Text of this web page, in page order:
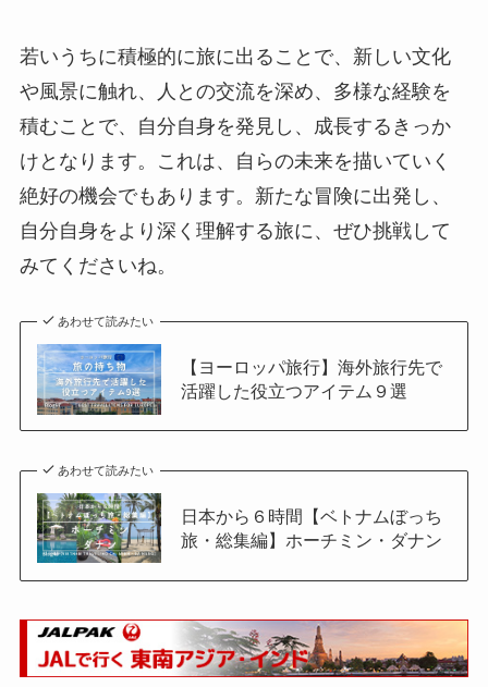
若いうちに積極的に旅に出ることで、新しい文化
や風景に触れ、人との交流を深め、多様な経験を
積むことで、自分自身を発見し、成長するきっか
けとなります。これは、自らの未来を描いていく
絶好の機会でもあります。新たな冒険に出発し、
自分自身をより深く理解する旅に、ぜひ挑戦して
みてくださいね。
あわせて読みたい
【ヨーロッパ旅行】海外旅行先で
活躍した役立つアイテム９選
あわせて読みたい
日本から６時間【ベトナムぼっち
旅・総集編】ホーチミン・ダナン